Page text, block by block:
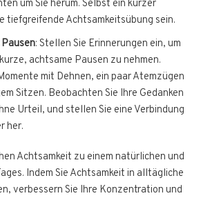
um Sie herum. Selbst ein kurzer
tiefgreifende Achtsamkeitsübung sein.
: Stellen Sie Erinnerungen ein, um
achtsame Pausen zu nehmen.
mit Dehnen, ein paar Atemzügen
Sitzen. Beobachten Sie Ihre Gedanken
Urteil, und stellen Sie eine Verbindung
her.
Achtsamkeit zu einem natürlichen und
Indem Sie Achtsamkeit in alltägliche
verbessern Sie Ihre Konzentration und